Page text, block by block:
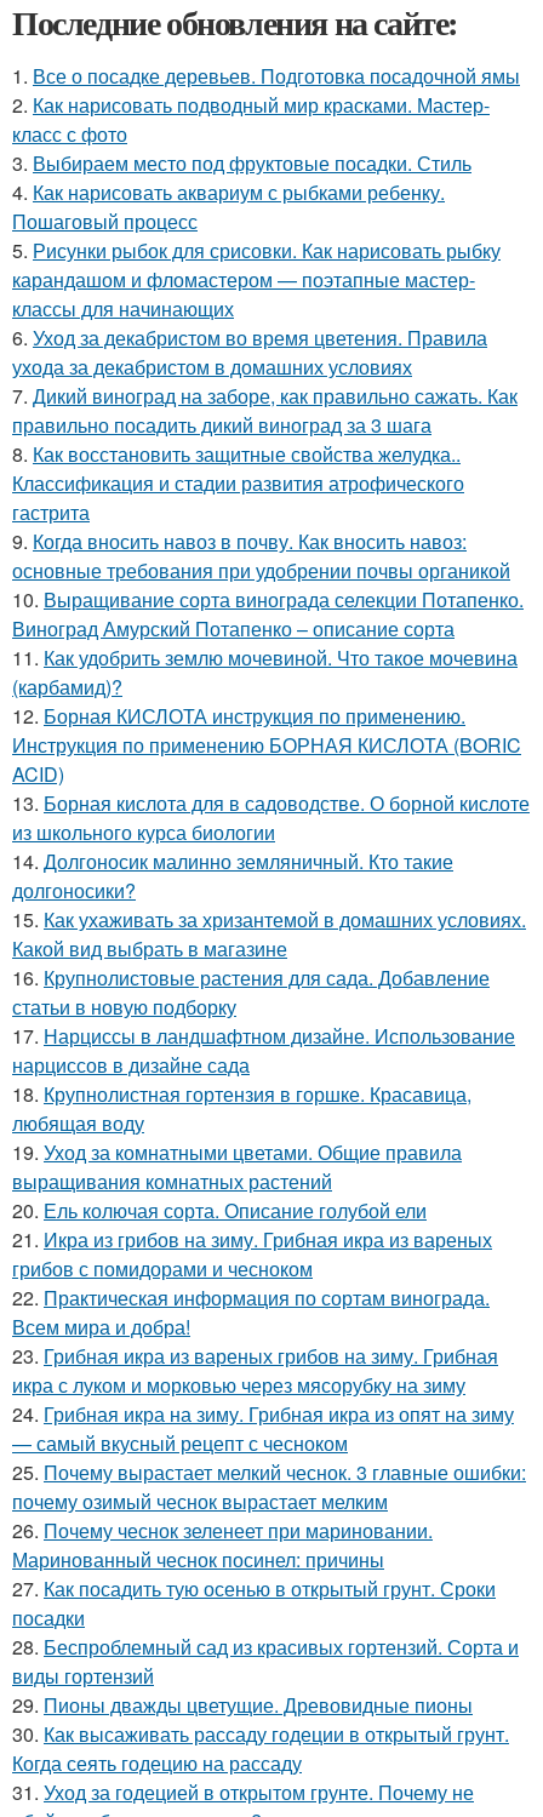
Последние обновления на сайте:
1. Все о посадке деревьев. Подготовка посадочной ямы
2. Как нарисовать подводный мир красками. Мастер-
класс с фото
3. Выбираем место под фруктовые посадки. Стиль
4. Как нарисовать аквариум с рыбками ребенку.
Пошаговый процесс
5. Рисунки рыбок для срисовки. Как нарисовать рыбку
карандашом и фломастером — поэтапные мастер-
классы для начинающих
6. Уход за декабристом во время цветения. Правила
ухода за декабристом в домашних условиях
7. Дикий виноград на заборе, как правильно сажать. Как
правильно посадить дикий виноград за 3 шага
8. Как восстановить защитные свойства желудка..
Классификация и стадии развития атрофического
гастрита
9. Когда вносить навоз в почву. Как вносить навоз:
основные требования при удобрении почвы органикой
10. Выращивание сорта винограда селекции Потапенко.
Виноград Амурский Потапенко – описание сорта
11. Как удобрить землю мочевиной. Что такое мочевина
(карбамид)?
12. Борная КИСЛОТА инструкция по применению.
Инструкция по применению БОРНАЯ КИСЛОТА (BORIC
ACID)
13. Борная кислота для в садоводстве. О борной кислоте
из школьного курса биологии
14. Долгоносик малинно земляничный. Кто такие
долгоносики?
15. Как ухаживать за хризантемой в домашних условиях.
Какой вид выбрать в магазине
16. Крупнолистовые растения для сада. Добавление
статьи в новую подборку
17. Нарциссы в ландшафтном дизайне. Использование
нарциссов в дизайне сада
18. Крупнолистная гортензия в горшке. Красавица,
любящая воду
19. Уход за комнатными цветами. Общие правила
выращивания комнатных растений
20. Ель колючая сорта. Описание голубой ели
21. Икра из грибов на зиму. Грибная икра из вареных
грибов с помидорами и чесноком
22. Практическая информация по сортам винограда.
Всем мира и добра!
23. Грибная икра из вареных грибов на зиму. Грибная
икра с луком и морковью через мясорубку на зиму
24. Грибная икра на зиму. Грибная икра из опят на зиму
— самый вкусный рецепт с чесноком
25. Почему вырастает мелкий чеснок. 3 главные ошибки:
почему озимый чеснок вырастает мелким
26. Почему чеснок зеленеет при мариновании.
Маринованный чеснок посинел: причины
27. Как посадить тую осенью в открытый грунт. Сроки
посадки
28. Беспроблемный сад из красивых гортензий. Сорта и
виды гортензий
29. Пионы дважды цветущие. Древовидные пионы
30. Как высаживать рассаду годеции в открытый грунт.
Когда сеять годецию на рассаду
31. Уход за годецией в открытом грунте. Почему не